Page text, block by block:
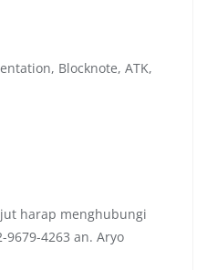
Blocknote, ATK,
harap menghubungi
4263 an. Aryo